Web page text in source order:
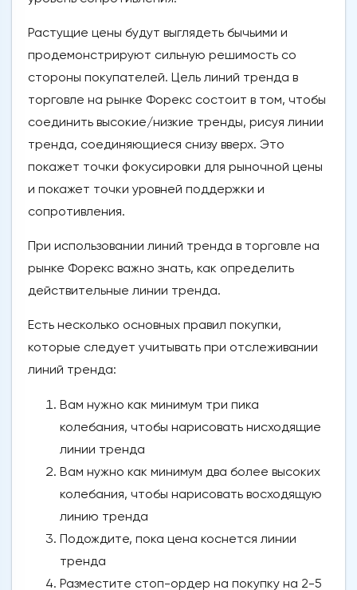
Растущие цены будут выглядеть бычьими и
продемонстрируют сильную решимость со
стороны покупателей. Цель линий тренда в
торговле на рынке Форекс состоит в том, чтобы
соединить высокие/низкие тренды, рисуя линии
тренда, соединяющиеся снизу вверх. Это
покажет точки фокусировки для рыночной цены
и покажет точки уровней поддержки и
сопротивления.
При использовании линий тренда в торговле на
рынке Форекс важно знать, как определить
действительные линии тренда.
Есть несколько основных правил покупки,
которые следует учитывать при отслеживании
линий тренда:
Вам нужно как минимум три пика
колебания, чтобы нарисовать нисходящие
линии тренда
Вам нужно как минимум два более высоких
колебания, чтобы нарисовать восходящую
линию тренда
Подождите, пока цена коснется линии
тренда
Разместите стоп-ордер на покупку на 2-5